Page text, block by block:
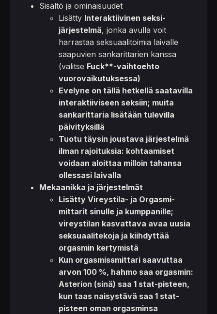
Sisältö ja ominaisuudet
Lisätty Interaktiivinen seksi-
järjestelmä, jonka avulla voit
harrastaa seksuaalitoimia laivalle
saapuvien sankarittarien kanssa
(valitse Fuck**-vaihtoehto
vuorovaikutuksessa)
Evelyne on tällä hetkellä saatavilla
interaktiiviseen seksiin; muita
sankarittaria lisätään tulevilla
päivityksillä
Tuotu täysin joustava järjestelmä
ilman rajoituksia: kohtaamiset
voidaan aloittaa milloin tahansa
ollessasi laivalla
Mekaanikka ja järjestelmät
Lisätty Vireystila- ja Orgasmi-
mittarit sinulle ja kumppanille;
vireystilan kasvattava avaa uusia
seksuaalitekoja ja kiihdyttää
orgasmin kertymistä
Kun orgasmissmittari saavuttaa
arvon 100 %, hahmo saa orgasmin:
Asterion (sinä) saa 1 stat-pisteen,
kun taas naisystävä saa 1 stat-
pisteen oman orgasminsa